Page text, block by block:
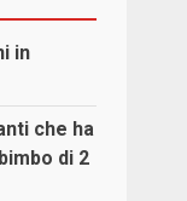
in
che ha
di 2